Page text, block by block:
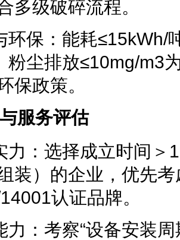
多级破碎流程。
环保：能耗≤15kWh/
粉尘排放≤10mg/m3
保政策。
服务评估
力：选择成立时间＞
装）的企业，优先考
认证品牌。
力：考察“设备安装